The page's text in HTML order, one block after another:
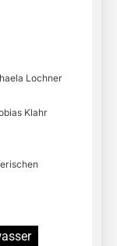
Lochner
Klahr